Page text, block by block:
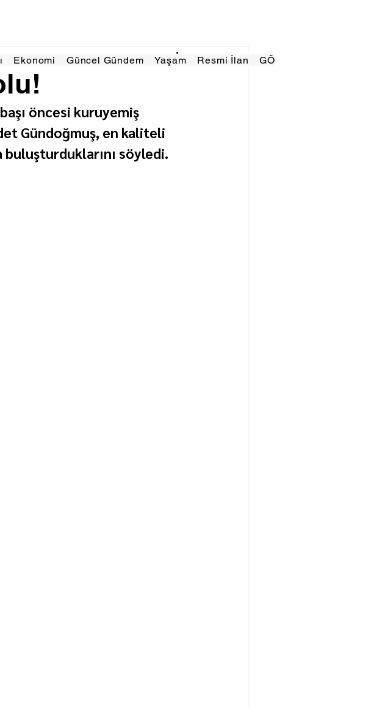
Ekonomi Güncel Gündem Yaşam Resmi İlan GÖRÜNÜMTV
öncesi kuruyemiş
Gündoğmuş, en kaliteli
söyledi.